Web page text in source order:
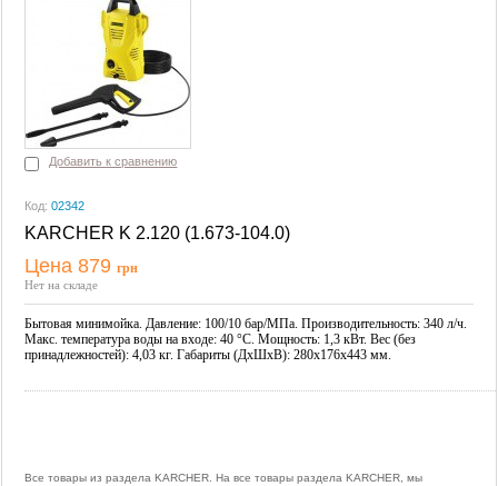
Добавить к сравнению
Код:02342
KARCHER K 2.120 (1.673-104.0)
Купить
Цена 879грн
Нет на складе
Бытовая минимойка. Давление: 100/10 бар/МПа. Производительность: 340 л/ч.
Макс. температура воды на входе: 40 °С. Мощность: 1,3 кВт. Вес (без
принадлежностей): 4,03 кг. Габариты (ДхШхВ): 280x176x443 мм.
Все товары из раздела KARCHER. На все товары раздела KARCHER, мы